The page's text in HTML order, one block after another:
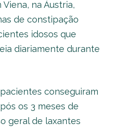
na Áustria,
de constipação
idosos que
diariamente durante
conseguiram
os 3 meses de
geral de laxantes